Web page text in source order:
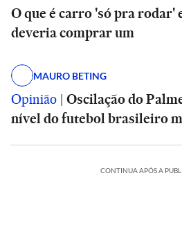
O que é carro 'só pra rodar'
deveria comprar um
MAURO BETING
Opinião | Oscilação do
nível do futebol brasileiro
CONTINUA APÓS A